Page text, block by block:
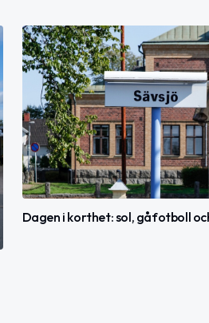
Dagen i korthet: sol, gåfotboll